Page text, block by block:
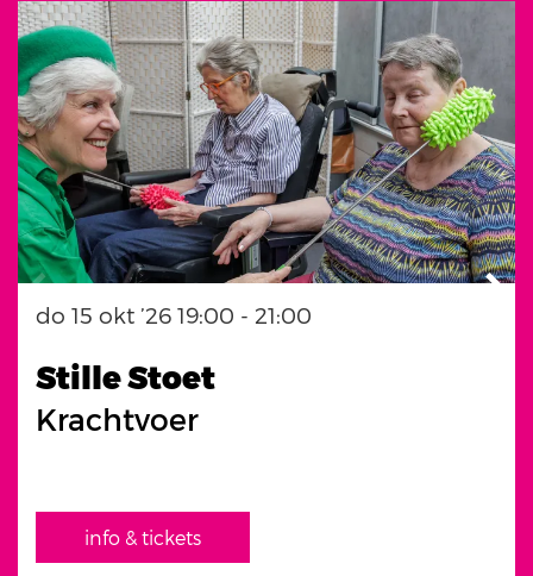
Stille Stoet
Krachtvoer
do 15 okt ’26 19:00 - 21:00
info & tickets